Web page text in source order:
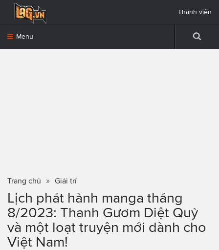
Menu
Thành viên
Trang chủ Giải trí
Lịch phát hành manga tháng
8/2023: Thanh Gươm Diệt Quỷ
và một loạt truyện mới dành cho
Việt Nam!